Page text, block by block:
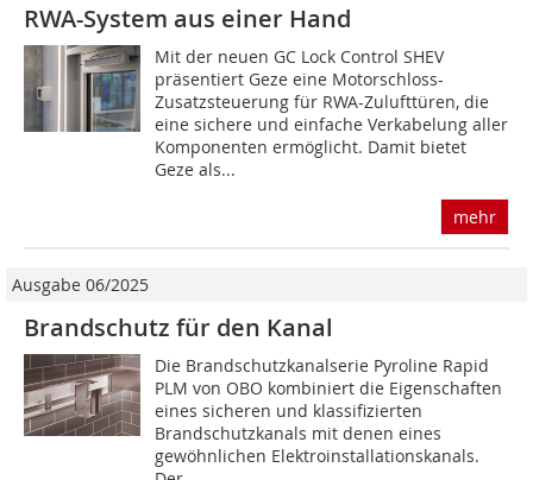
RWA-System aus einer Hand
Mit der neuen GC Lock Control SHEV
präsentiert Geze eine Motorschloss-
Zusatzsteuerung für RWA-Zulufttüren, die
eine sichere und einfache Verkabelung aller
Komponenten ermöglicht. Damit bietet
Geze als...
mehr
Ausgabe 06/2025
Brandschutz für den Kanal
Die Brandschutzkanalserie Pyroline Rapid
PLM von OBO kombiniert die Eigenschaften
eines ­sicheren und klassifizierten
Brandschutzkanals mit denen eines
gewöhnlichen Elektroinstalla­tionskanals.